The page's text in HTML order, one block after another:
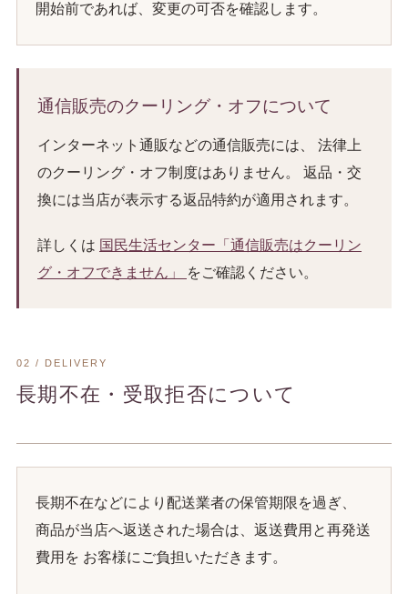
開始前であれば、変更の可否を確認します。
通信販売のクーリング・オフについて
インターネット通販などの通信販売には、 法律上
のクーリング・オフ制度はありません。 返品・交
換には当店が表示する返品特約が適用されます。
詳しくは 国民生活センター「通信販売はクーリン
グ・オフできません」
をご確認ください。
02 / DELIVERY
長期不在・受取拒否について
長期不在などにより配送業者の保管期限を過ぎ、
商品が当店へ返送された場合は、返送費用と再発送
費用を お客様にご負担いただきます。